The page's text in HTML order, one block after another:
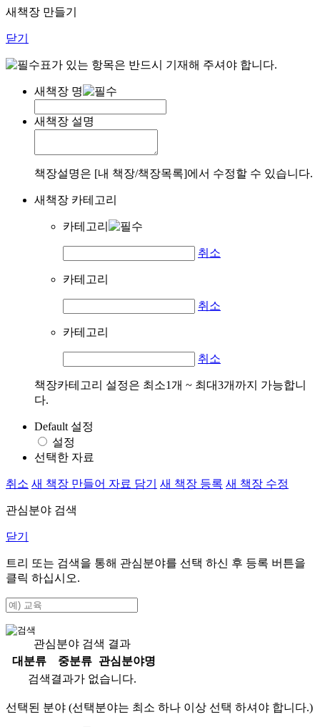
새책장 만들기
닫기
표가 있는 항목은 반드시 기재해 주셔야 합니다.
새책장 명
새책장 설명
책장설명은 [내 책장/책장목록]에서 수정할 수 있습니다.
새책장 카테고리
카테고리
취소
카테고리
취소
카테고리
취소
책장카테고리 설정은 최소1개 ~ 최대3개까지 가능합니
다.
Default 설정
설정
선택한 자료
취소 새 책장 만들어 자료 담기 새 책장 등록 새 책장 수정
관심분야 검색
닫기
트리 또는 검색을 통해 관심분야를 선택 하신 후 등록 버튼을
클릭 하십시오.
관심분야 검색 결과
대분류
중분류
관심분야명
검색결과가 없습니다.
선택된 분야 (선택분야는 최소 하나 이상 선택 하셔야 합니다.)